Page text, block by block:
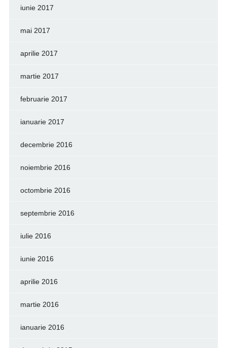
iunie 2017
mai 2017
aprilie 2017
martie 2017
februarie 2017
ianuarie 2017
decembrie 2016
noiembrie 2016
octombrie 2016
septembrie 2016
iulie 2016
iunie 2016
aprilie 2016
martie 2016
ianuarie 2016